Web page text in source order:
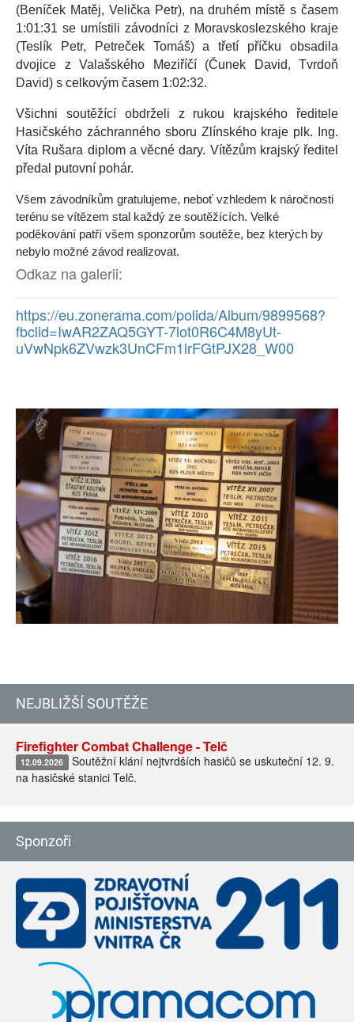
(Beníček Matěj, Velička Petr), na druhém místě s časem
1:01:31 se umístili závodníci z Moravskoslezského kraje
(Teslík Petr, Petreček Tomáš) a třetí příčku obsadila
dvojice z Valašského Meziříčí (Čunek David, Tvrdoň
David) s celkovým časem 1:02:32.
Všichni soutěžící obdrželi z rukou krajského ředitele
Hasičského záchranného sboru Zlínského kraje plk. Ing.
Víta Rušara diplom a věcné dary. Vítězům krajský ředitel
předal putovní pohár.
Všem závodníkům gratulujeme, neboť vzhledem k náročnosti
terénu se vítězem stal každý ze soutěžících. Velké
poděkování patří všem sponzorům soutěže, bez kterých by
nebylo možné závod realizovat.
Odkaz na galerii:
https://eu.zonerama.com/polida/Album/9899568?
fbclid=IwAR2ZAQ5GYT-7lot0R6C4M8yUt-
uVwNpk6ZVwzk3UnCFm1lrFGtPJX28_W00
NEJBLIŽŠÍ SOUTĚŽE
Firefighter Combat Challenge - Telč
12.09.2026 Soutěžní klání nejtvrdších hasičů se uskuteční 12. 9.
na hasičské stanici Telč.
Sponzoři